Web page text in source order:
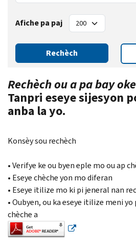
Afiche pa paj
Rechèch
Rechèch ou a pa bay
Tanpri eseye sijesyon
anba la yo.
Konsèy sou rechèch
• Verifye ke ou byen eple mo ou ap
• Eseye chèche yon mo diferan
• Eseye itilize mo ki pi jeneral nan
• Oubyen, ou ka eseye itilize meni
chèche a